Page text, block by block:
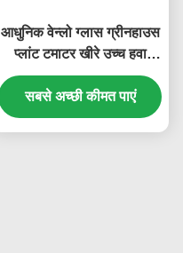
आधुनिक वेन्लो ग्लास ग्रीनहाउस
प्लांट टमाटर खीरे उच्च हवा
प्रतिरोध
सबसे अच्छी कीमत पाएं